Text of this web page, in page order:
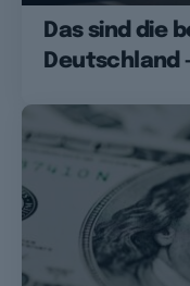
Das sind die
Deutschland